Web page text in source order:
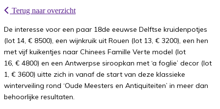
Terug naar overzicht
De interesse voor een paar 18de eeuwse Delftse kruidenpotjes
(lot 14, € 8500), een wijnkruik uit Rouen (lot 13, € 3200), een hen
met vijf kuikentjes naar Chinees Famille Verte model (lot
16, € 4800) en een Antwerpse siroopkan met ‘a foglie’ decor (lot
1, € 3600) uitte zich in vanaf de start van deze klassieke
winterveiling rond ‘Oude Meesters en Antiquiteiten’ in meer dan
behoorlijke resultaten.